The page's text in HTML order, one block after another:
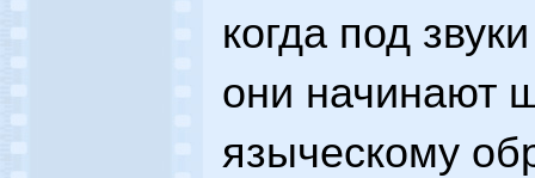
когда под
они начинают
языческому